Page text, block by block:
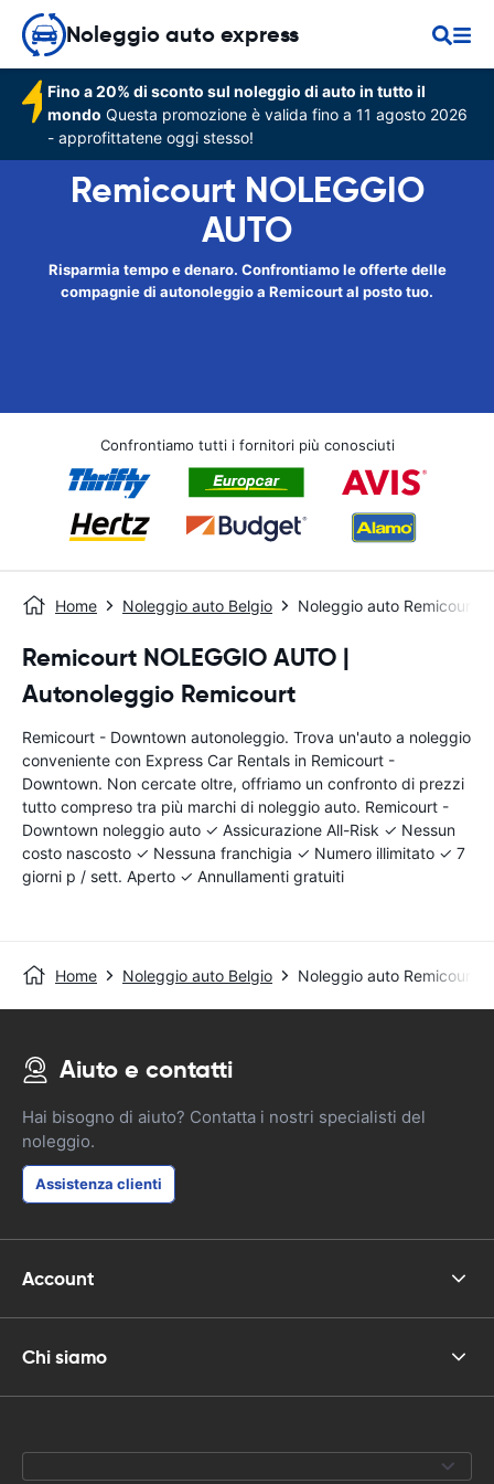
Noleggio auto express
Fino a 20% di sconto sul noleggio di auto in tutto il
mondo Questa promozione è valida fino a 11 agosto 2026
- approfittatene oggi stesso!
Remicourt NOLEGGIO
AUTO
Risparmia tempo e denaro. Confrontiamo le offerte delle
compagnie di autonoleggio a Remicourt al posto tuo.
Confrontiamo tutti i fornitori più conosciuti
Home Noleggio auto Belgio Noleggio auto Remicourt -
Remicourt NOLEGGIO AUTO |
Autonoleggio Remicourt
Remicourt - Downtown autonoleggio. Trova un'auto a noleggio
conveniente con Express Car Rentals in Remicourt -
Downtown. Non cercate oltre, offriamo un confronto di prezzi
tutto compreso tra più marchi di noleggio auto. Remicourt -
Downtown noleggio auto ✓ Assicurazione All-Risk ✓ Nessun
costo nascosto ✓ Nessuna franchigia ✓ Numero illimitato ✓ 7
giorni p / sett. Aperto ✓ Annullamenti gratuiti
Home Noleggio auto Belgio Noleggio auto Remicourt -
Aiuto e contatti
Hai bisogno di aiuto? Contatta i nostri specialisti del
noleggio.
Assistenza clienti
Account
Chi siamo